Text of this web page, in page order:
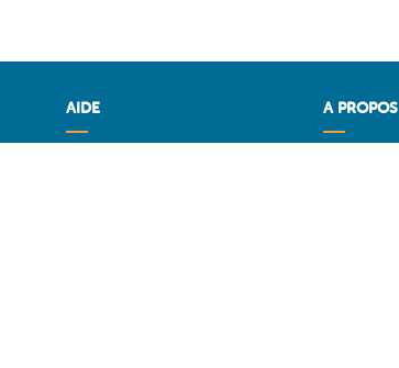
AIDE A PROPOS